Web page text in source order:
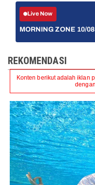
Live Now
MORNING ZONE 10/08